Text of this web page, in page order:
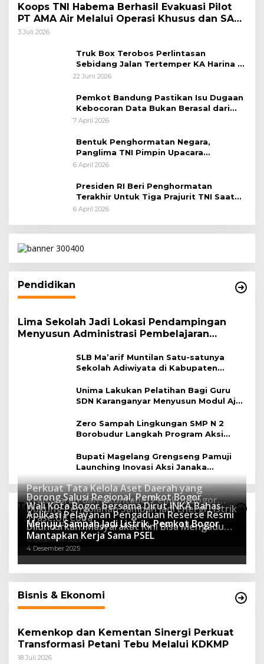
Koops TNI Habema Berhasil Evakuasi Pilot
PT AMA Air Melalui Operasi Khusus dan SAR
Taktis
3 Juli 2026
Truk Box Terobos Perlintasan
Sebidang Jalan Tertemper KA Harina di
Jalan Stasiun Poncol-Jrakah Semarang
22 Juni 2026
Pemkot Bandung Pastikan Isu Dugaan
Kebocoran Data Bukan Berasal dari
Server Disdukcapil
7 April 2026
Bentuk Penghormatan Negara,
Panglima TNI Pimpin Upacara
Pemakaman Militer
6 April 2026
Presiden RI Beri Penghormatan
Terakhir Untuk Tiga Prajurit TNI Saat
Persemayaman di Bandara Soekarno-
6 April 2026
Pendidikan
Lima Sekolah Jadi Lokasi Pendampingan
Menyusun Administrasi Pembelajaran
SLB Ma’arif Muntilan Satu-satunya
Sekolah Adiwiyata di Kabupaten
Unima Lakukan Pelatihan Bagi Guru
SDN Karanganyar Menyusun Modul Ajar
Zero Sampah Lingkungan SMP N 2
Borobudur Langkah Program Aksi
Bupati Magelang Grengseng Pamuji
Launching Inovasi Aksi Janaka
Program Sekolah Adiwiyata
Teknologi
Perkuat Tata Kelola Aset Daerah yang
Transparan dan Akuntabel Pemkot Bogor
Luncurkan SIMASDA
8 Juli 2026
Dorong Salusi Regional, Pemkot Bogor
Dukung Pengolahan Sampah Jadi Energi Listrik
8 April 2026
Wali Kota Bogor bersama Dirut INKA Bahas
Trase Uji Coba
7 Januari 2026
Aplikasi Pelayanan Pengaduan Reserse Resmi
Diluncurkan: Masyarakat Kini Bisa Mengadu
Lebih Cepat, Mudah, dan Terintegrasi
12 Desember 2025
Menuju Sampah Jadi Listrik, Pemkot Bogor
Mantapkan Kerja Sama PSEL
4 Desember 2025
Bisnis & Ekonomi
Kemenkop dan Kementan Sinergi Perkuat
Transformasi Petani Tebu Melalui KDKMP
18 Juli 2026